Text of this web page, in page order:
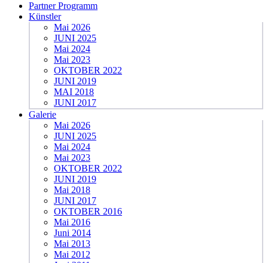
Partner Programm
Künstler
Mai 2026
JUNI 2025
Mai 2024
Mai 2023
OKTOBER 2022
JUNI 2019
MAI 2018
JUNI 2017
Galerie
Mai 2026
JUNI 2025
Mai 2024
Mai 2023
OKTOBER 2022
JUNI 2019
Mai 2018
JUNI 2017
OKTOBER 2016
Mai 2016
Juni 2014
Mai 2013
Mai 2012